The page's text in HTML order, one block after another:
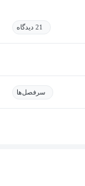
21 دیدگاه
سرفصل‌ها